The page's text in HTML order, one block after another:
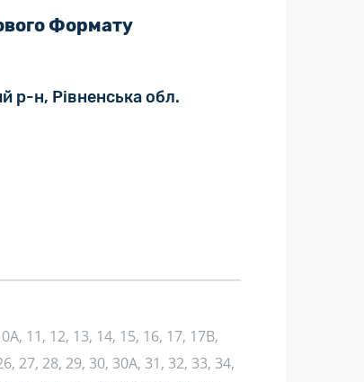
Формату
р-н, Рівненська обл.
11, 12, 13, 14, 15, 16, 17, 17В,
27, 28, 29, 30, 30А, 31, 32, 33, 34,